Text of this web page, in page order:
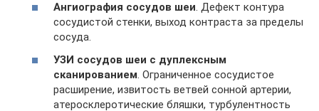
Ангиография сосудов шеи. Дефект контура
сосудистой стенки, выход контраста за пределы
сосуда.
УЗИ сосудов шеи с дуплексным
сканированием . Ограниченное сосудистое
расширение, извитость ветвей сонной артерии,
атеросклеротические бляшки, турбулентность